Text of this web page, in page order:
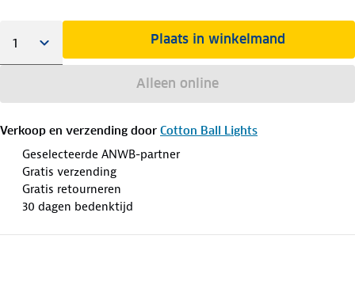
Plaats in winkelmand
Alleen online
Verkoop en verzending door Cotton Ball Lights
Geselecteerde ANWB-partner
Gratis verzending
Gratis retourneren
30 dagen bedenktijd